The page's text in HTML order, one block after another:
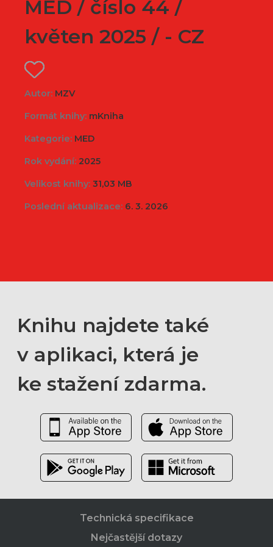
MED / číslo 44 /
květen 2025 / - CZ
Autor: MZV
Formát knihy: mKniha
Kategorie: MED
Rok vydání: 2025
Velikost knihy: 31,03 MB
Poslední aktualizace: 6. 3. 2026
Knihu najdete také
v aplikaci, která je
ke stažení zdarma.
Technická specifikace
Nejčastější dotazy